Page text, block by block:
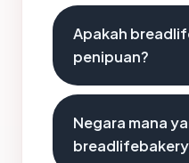
Apakah
penipuan?
Negara mana